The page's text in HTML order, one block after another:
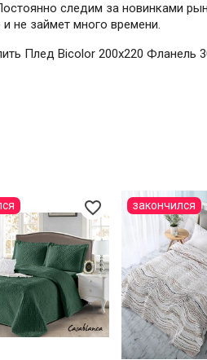
следим за новинками
не займет много времени.
Плед Bicolor 200х220 Фланель
favorite_border закончился